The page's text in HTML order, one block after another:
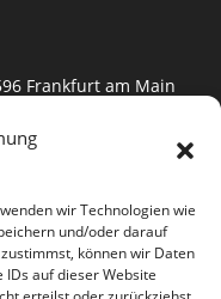
wir Technologien wie
und/oder darauf
können wir Daten
auf dieser Website
Frankfurt am Main